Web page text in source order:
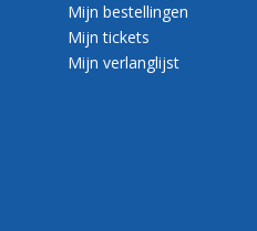
Mijn bestellingen
Mijn tickets
Mijn verlanglijst